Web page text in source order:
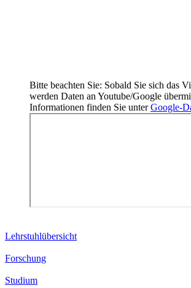
Bitte beachten Sie: Sobald Sie sich das
werden Daten an Youtube/Google
Informationen finden Sie unterGoogle-
Lehrstuhlübersicht
Forschung
Studium